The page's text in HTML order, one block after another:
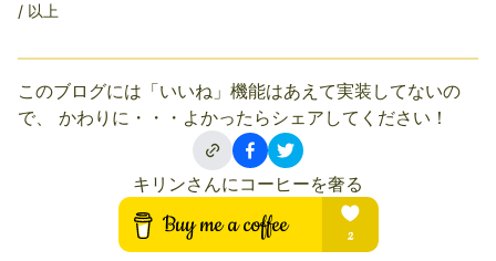
/ 以上
このブログには「いいね」機能はあえて実装してないの
で、 かわりに・・・よかったらシェアしてください！
キリンさんにコーヒーを奢る